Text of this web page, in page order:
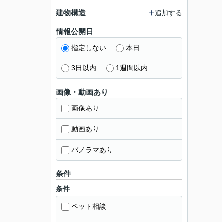
建物構造 追加する
情報公開日
指定しない 本日
3日以内 1週間以内
画像・動画あり
画像あり
動画あり
パノラマあり
条件
条件
ペット相談